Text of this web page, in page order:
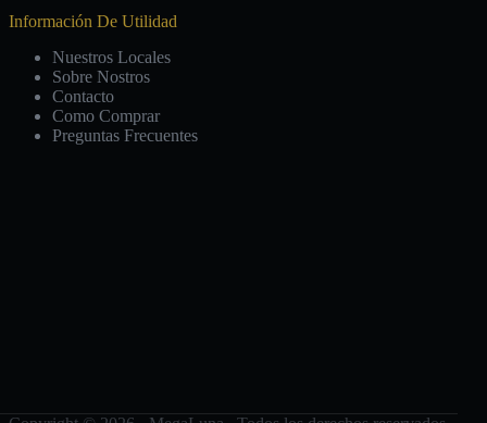
Información De Utilidad
Nuestros Locales
Sobre Nostros
Contacto
Como Comprar
Preguntas Frecuentes